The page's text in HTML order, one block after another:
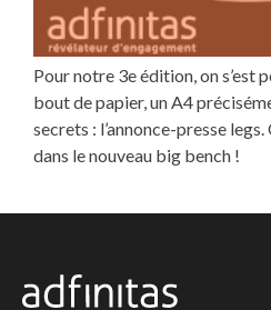
Pour notre 3e édition, on s’est
bout de papier, un A4
secrets : l’annonce-presse
dans le nouveau big bench !